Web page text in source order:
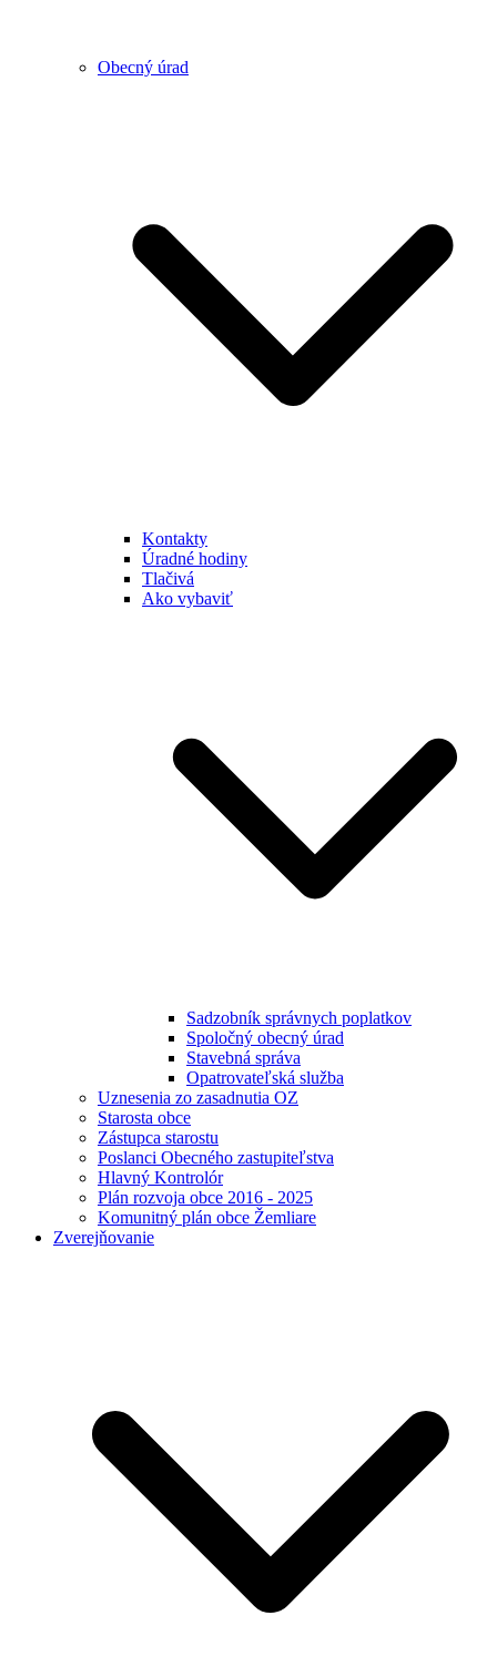
Obecný úrad
Kontakty
Úradné hodiny
Tlačivá
Ako vybaviť
Sadzobník správnych poplatkov
Spoločný obecný úrad
Stavebná správa
Opatrovateľská služba
Uznesenia zo zasadnutia OZ
Starosta obce
Zástupca starostu
Poslanci Obecného zastupiteľstva
Hlavný Kontrolór
Plán rozvoja obce 2016 - 2025
Komunitný plán obce Žemliare
Zverejňovanie